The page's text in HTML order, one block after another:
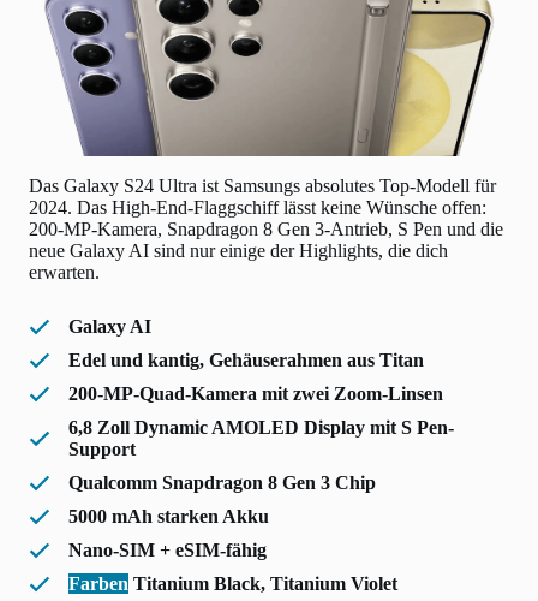
Das Galaxy S24 Ultra ist Samsungs absolutes Top-Modell für
2024. Das High-End-Flaggschiff lässt keine Wünsche offen:
200-MP-Kamera, Snapdragon 8 Gen 3-Antrieb, S Pen und die
neue Galaxy AI sind nur einige der Highlights, die dich
erwarten.
Galaxy AI
Edel und kantig, Gehäuserahmen aus Titan
200-MP-Quad-Kamera mit zwei Zoom-Linsen
6,8 Zoll Dynamic AMOLED Display mit S Pen-
Support
Qualcomm Snapdragon 8 Gen 3 Chip
5000 mAh starken Akku
Nano-SIM + eSIM-fähig
Farben Titanium Black, Titanium Violet